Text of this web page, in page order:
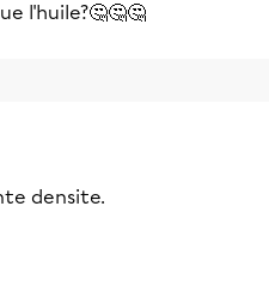
l'huile?🤔🤔🤔
densite.